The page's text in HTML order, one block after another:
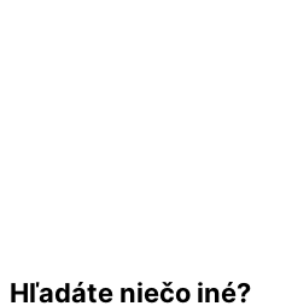
Hľadáte niečo iné?